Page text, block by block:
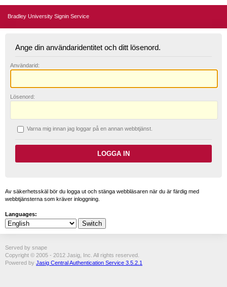
Bradley University Signin Service
Ange din användaridentitet och ditt lösenord.
Användarid:
L ösenord:
Varna mig innan jag loggar på en annan webbtjänst.
Av säkerhetsskäl bör du logga ut och stänga webbläsaren när du är färdig med
webbtjänsterna som kräver inloggning.
Languages:
Served by snape
Copyright © 2005 - 2012 Jasig, Inc. All rights reserved.
Powered by Jasig Central Authentication Service 3.5.2.1